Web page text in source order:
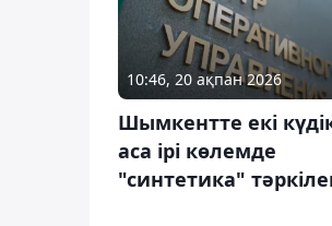
10:46, 20 ақпан 2026
Шымкентте екі
аса ірі көлемде
"синтетика"